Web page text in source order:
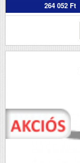
264 052 Ft